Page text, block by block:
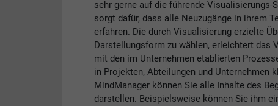
sehr gerne auf die führende
sorgt dafür, dass alle Neuzugänge in ihrem
erfahren. Die durch Visualisierung erzielte
Darstellungsform zu wählen, erleichtert das
mit den im Unternehmen etablierten
in Projekten, Abteilungen und
MindManager können Sie alle Inhalte des
darstellen. Beispielsweise können Sie ihm